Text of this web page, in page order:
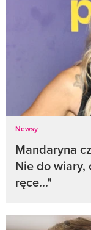
Newsy
Mandaryna
Nie do wiary,
ręce..."